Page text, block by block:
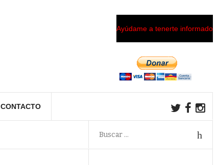
Ayúdame a tenerte informado
CONTACTO